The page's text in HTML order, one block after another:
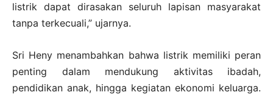
listrik dapat dirasakan seluruh lapisan masyarakat
tanpa terkecuali,” ujarnya.
Sri Heny menambahkan bahwa listrik memiliki peran
penting dalam mendukung aktivitas ibadah,
pendidikan anak, hingga kegiatan ekonomi keluarga.